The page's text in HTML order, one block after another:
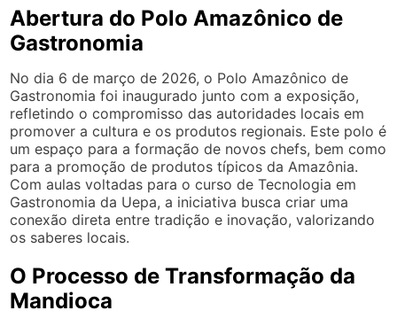
Abertura do Polo Amazônico de
Gastronomia
No dia 6 de março de 2026, o Polo Amazônico de
Gastronomia foi inaugurado junto com a exposição,
refletindo o compromisso das autoridades locais em
promover a cultura e os produtos regionais. Este polo é
um espaço para a formação de novos chefs, bem como
para a promoção de produtos típicos da Amazônia.
Com aulas voltadas para o curso de Tecnologia em
Gastronomia da Uepa, a iniciativa busca criar uma
conexão direta entre tradição e inovação, valorizando
os saberes locais.
O Processo de Transformação da
Mandioca